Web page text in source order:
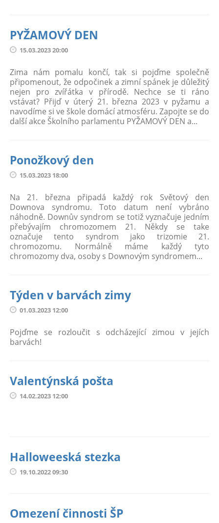
PYŽAMOVÝ DEN
15.03.2023 20:00
Zima nám pomalu končí, tak si pojďme společně
připomenout, že odpočinek a zimní spánek je důležitý
nejen pro zvířátka v přírodě. Nechce se ti ráno
vstávat? Přijď v úterý 21. března 2023 v pyžamu a
navodíme si ve škole domácí atmosféru. Zapojte se do
další akce Školního parlamentu PYŽAMOVÝ DEN a...
Ponožkový den
15.03.2023 18:00
Na 21. března připadá každý rok Světový den
Downova syndromu. Toto datum není vybráno
náhodně. Downův syndrom se totiž vyznačuje jedním
přebývajím chromozomem 21. Někdy se take
označuje tento syndrom jako trizomie 21.
chromozomu. Normálně máme každý tyto
chromozomy dva, osoby s Downovým syndromem...
Týden v barvách zimy
01.03.2023 12:00
Pojďme se rozloučit s odcházející zimou v jejích
barvách!
Valentýnská pošta
14.02.2023 12:00
Halloweeská stezka
19.10.2022 09:30
Omezení činnosti ŠP